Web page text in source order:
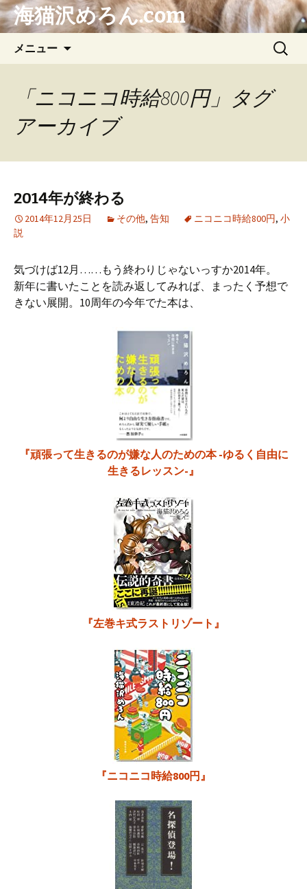
海猫沢めろん.com
メニュー
ン
ツ
へ
プ
検
「ニコニコ時給800円」タグ
アーカイブ
2014年が終わる
2014年12月25日 その他, 告知 ニコニコ時給800円, 小
説
気づけば12月……もう終わりじゃないっすか2014年。
新年に書いたことを読み返してみれば、まったく予想で
きない展開。10周年の今年でた本は、
『頑張って生きるのが嫌な人のための本 -ゆるく自由に
生きるレッスン-』
『左巻キ式ラストリゾート』
『ニコニコ時給800円』